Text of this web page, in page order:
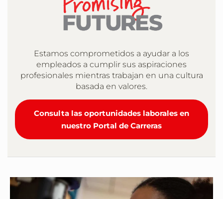
Estamos comprometidos a ayudar a los
empleados a cumplir sus aspiraciones
profesionales mientras trabajan en una cultura
basada en valores.
Consulta las oportunidades laborales en
nuestro Portal de Carreras